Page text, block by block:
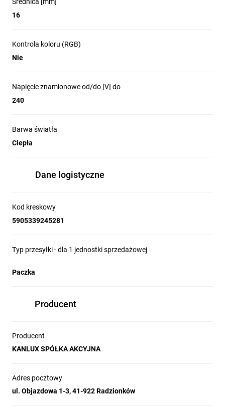
16
Kontrola koloru (RGB)
Nie
Napięcie znamionowe od/do [V] do
240
Barwa światła
Ciepła
Dane logistyczne
Kod kreskowy
5905339245281
Typ przesyłki - dla 1 jednostki sprzedażowej
Paczka
Producent
Producent
KANLUX SPÓŁKA AKCYJNA
Adres pocztowy
ul. Objazdowa 1-3, 41-922 Radzionków